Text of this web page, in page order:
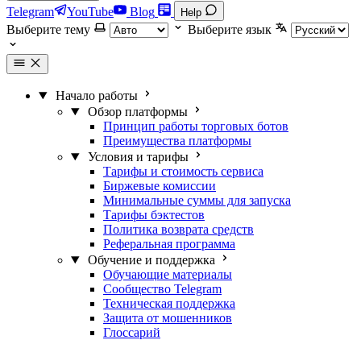
Telegram YouTube Blog Help
Выберите тему Выберите язык
Начало работы
Обзор платформы
Принцип работы торговых ботов
Преимущества платформы
Условия и тарифы
Тарифы и стоимость сервиса
Биржевые комиссии
Минимальные суммы для запуска
Тарифы бэктестов
Политика возврата средств
Реферальная программа
Обучение и поддержка
Обучающие материалы
Сообщество Telegram
Техническая поддержка
Защита от мошенников
Глоссарий